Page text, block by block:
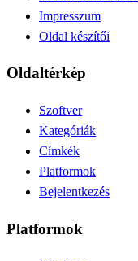
Impresszum
Oldal készítői
Oldaltérkép
Szoftver
Kategóriák
Címkék
Platformok
Bejelentkezés
Platformok